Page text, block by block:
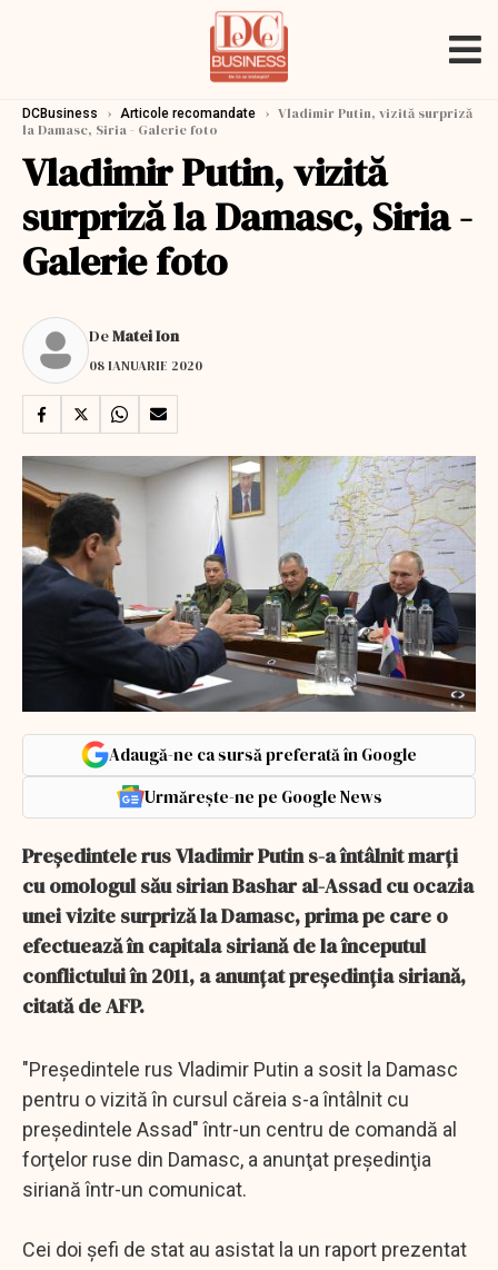
DCBusiness › Articole recomandate › Vladimir Putin, vizită surpriză
la Damasc, Siria - Galerie foto
Vladimir Putin, vizită
surpriză la Damasc, Siria -
Galerie foto
DeMatei Ion
08 IANUARIE 2020
Adaugă-ne ca sursă preferată în Google
Urmărește-ne pe Google News
Preşedintele rus Vladimir Putin s-a întâlnit marţi
cu omologul său sirian Bashar al-Assad cu ocazia
unei vizite surpriză la Damasc, prima pe care o
efectuează în capitala siriană de la începutul
conflictului în 2011, a anunţat preşedinţia siriană,
citată de AFP.
"Preşedintele rus Vladimir Putin a sosit la Damasc
pentru o vizită în cursul căreia s-a întâlnit cu
preşedintele Assad" într-un centru de comandă al
forţelor ruse din Damasc, a anunţat preşedinţia
siriană într-un comunicat.
Cei doi şefi de stat au asistat la un raport prezentat